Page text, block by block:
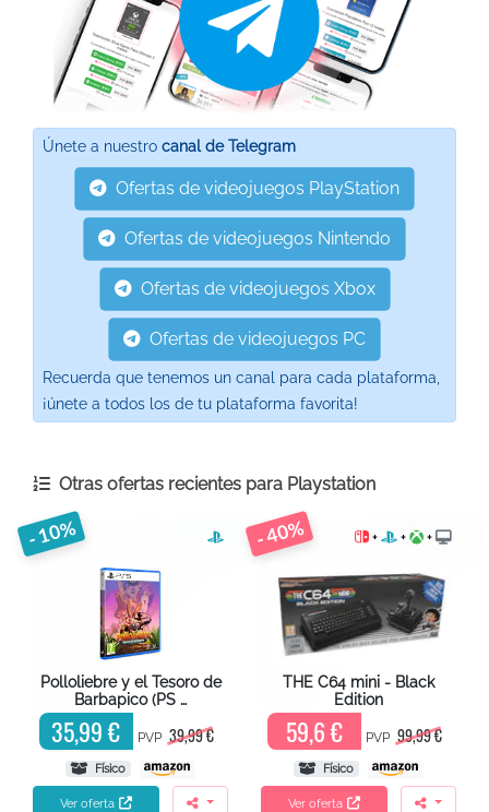
Únete a nuestro canal de Telegram
Ofertas de videojuegos PlayStation
Ofertas de videojuegos Nintendo
Ofertas de videojuegos Xbox
Ofertas de videojuegos PC
Recuerda que tenemos un canal para cada plataforma,
¡únete a todos los de tu plataforma favorita!
Otras ofertas recientes para Playstation
- 10%
Polloliebre y el Tesoro de
Barbapico (PS …
35,99 € PVP 39,99 €
Físico
Ver oferta
- 40% + + +
THE C64 mini - Black
Edition
59,6 € PVP 99,99 €
Físico
Ver oferta